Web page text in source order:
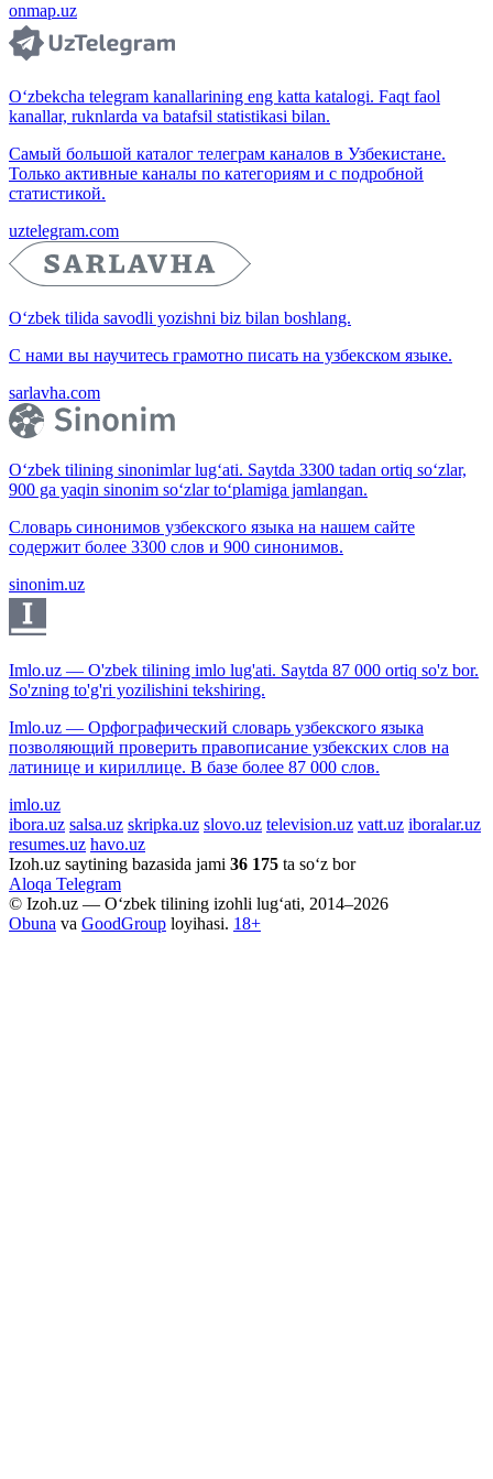
onmap.uz
O‘zbekcha telegram kanallarining eng katta katalogi. Faqt faol
kanallar, ruknlarda va batafsil statistikasi bilan.
Самый большой каталог телеграм каналов в Узбекистане.
Только активные каналы по категориям и с подробной
статистикой.
uztelegram.com
O‘zbek tilida savodli yozishni biz bilan boshlang.
С нами вы научитесь грамотно писать на узбекском языке.
sarlavha.com
O‘zbek tilining sinonimlar lug‘ati. Saytda 3300 tadan ortiq so‘zlar,
900 ga yaqin sinonim so‘zlar to‘plamiga jamlangan.
Словарь синонимов узбекского языка на нашем сайте
содержит более 3300 слов и 900 синонимов.
sinonim.uz
Imlo.uz — O'zbek tilining imlo lug'ati. Saytda 87 000 ortiq so'z bor.
So'zning to'g'ri yozilishini tekshiring.
Imlo.uz — Орфографический словарь узбекского языка
позволяющий проверить правописание узбекских слов на
латинице и кириллице. В базе более 87 000 слов.
imlo.uz
ibora.uz salsa.uz skripka.uz slovo.uz television.uz vatt.uz iboralar.uz
resumes.uz havo.uz
Izoh.uz saytining bazasida jami 36 175 ta so‘z bor
Aloqa Telegram
© Izoh.uz — O‘zbek tilining izohli lug‘ati, 2014–2026
Obuna va GoodGroup loyihasi. 18+